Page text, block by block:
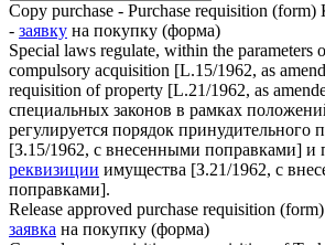
Copy purchase - Purchase requisition (form)
- заявку на покупку (форма)
Special laws regulate, within the parameters
compulsory acquisition [L.15/1962, as
requisition of property [L.21/1962, as
специальных законов в рамках
регулируется порядок принудительного
[З.15/1962, с внесенными поправками] и
реквизиции имущества [З.21/1962, с
поправками].
Release approved purchase requisition (form)
заявка на покупку (форма)